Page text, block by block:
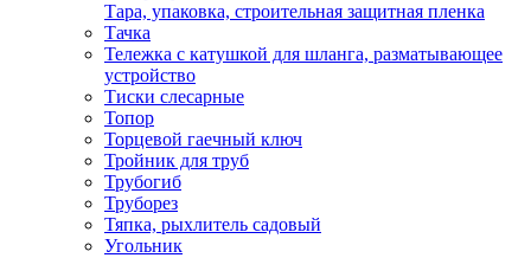
Тара, упаковка, строительная защитная пленка
Тачка
Тележка с катушкой для шланга, разматывающее
устройство
Тиски слесарные
Топор
Торцевой гаечный ключ
Тройник для труб
Трубогиб
Труборез
Тяпка, рыхлитель садовый
Угольник